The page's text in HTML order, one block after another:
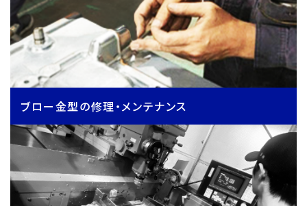
ブロー金型の修理・メンテナンス